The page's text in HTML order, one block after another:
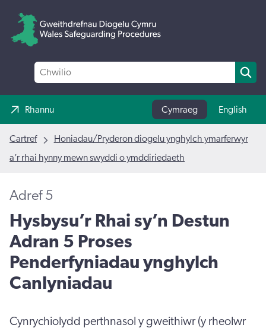
Rhannu Cymraeg English
Cartref
Honiadau/Pryderon diogelu ynghylch ymarferwyr
a’r rhai hynny mewn swyddi o ymddiriedaeth
Hysbysu’r Rhai sy’n Destun
Adran 5 Proses
Penderfyniadau ynghylch
Canlyniadau
Adref 5
Cynrychiolydd perthnasol y gweithiwr (y rheolwr